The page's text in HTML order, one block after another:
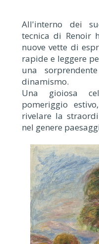
All'interno dei
tecnica di Renoir
nuove vette di
rapide e leggere
una
dinamismo.
Una gioiosa
pomeriggio estivo,
rivelare la
nel genere